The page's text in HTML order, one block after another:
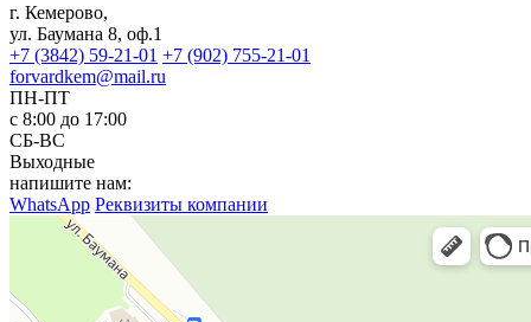
г. Кемерово,
ул. Баумана 8, оф.1
+7 (3842) 59-21-01 +7 (902) 755-21-01
forvardkem@mail.ru
ПН-ПТ
с 8:00 до 17:00
СБ-ВС
Выходные
напишите нам:
WhatsApp Реквизиты компании